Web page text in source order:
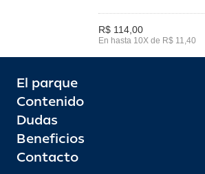
R$ 114,00
En hasta 10X de R$ 11,40
El parque
Contenido
Dudas
Beneficios
Contacto